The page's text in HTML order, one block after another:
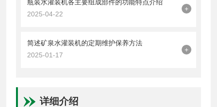
瓶装水灌装机各主要组成部件的功能特点介绍
2025-04-22
+
简述矿泉水灌装机的定期维护保养方法
2025-01-17
+
详细介绍